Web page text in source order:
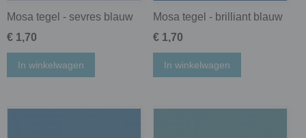
Mosa tegel - sevres blauw
€ 1,70
In winkelwagen
Mosa tegel - brilliant blauw
€ 1,70
In winkelwagen